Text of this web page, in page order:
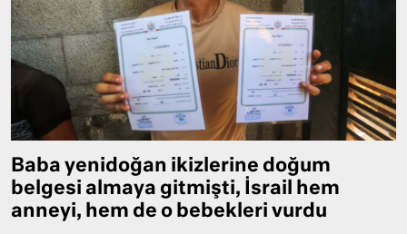
Baba yenidoğan ikizlerine doğum
belgesi almaya gitmişti, İsrail hem
anneyi, hem de o bebekleri vurdu